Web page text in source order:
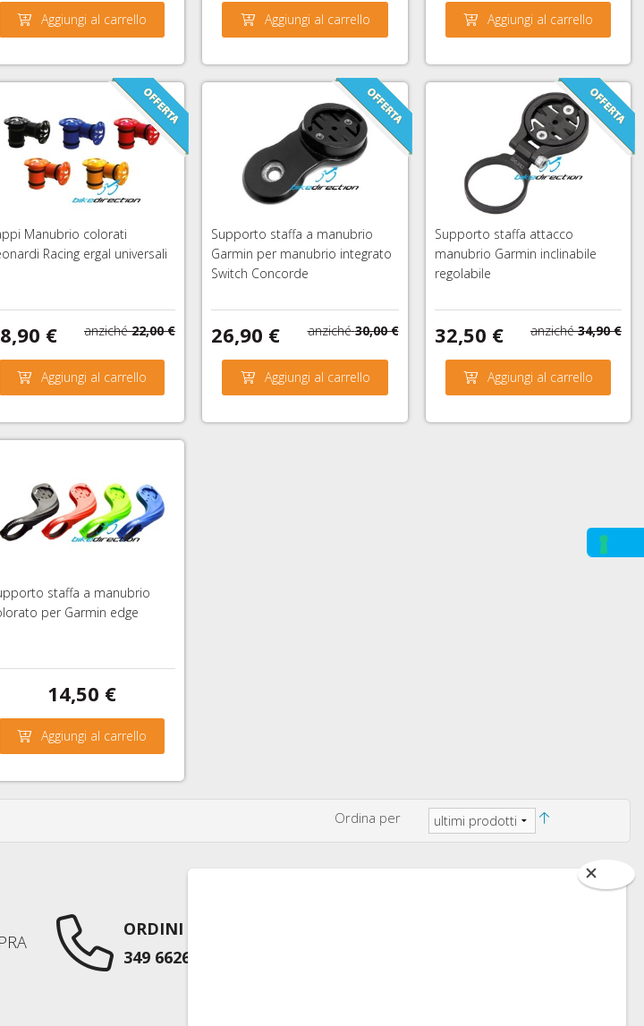
Aggiungi al carrello Aggiungi al carrello Aggiungi al carrello
Manubrio colorati
Racing ergal universali
€ anziché 22,00 €
Aggiungi al carrello
Supporto staffa a manubrio
Garmin per manubrio integrato
Switch Concorde
26,90 € anziché 30,00 €
Aggiungi al carrello
Supporto staffa attacco
manubrio Garmin inclinabile
regolabile
32,50 € anziché 34,90 €
Aggiungi al carrello
staffa a manubrio
per Garmin edge
14,50 €
Aggiungi al carrello
Ordina per
ORDINI TELEFONICI
349 6626752